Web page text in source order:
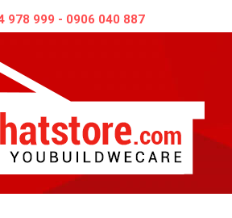
978 999 - 0906 040 887